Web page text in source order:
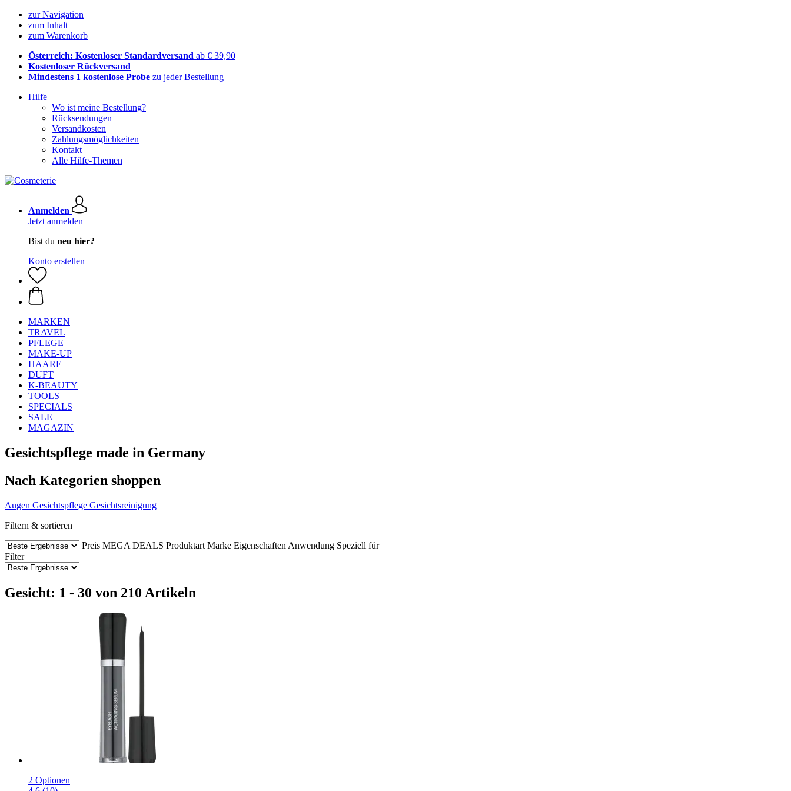
zur Navigation
zum Inhalt
zum Warenkorb
Österreich: Kostenloser Standardversand ab € 39,90
Kostenloser Rückversand
Mindestens 1 kostenlose Probe zu jeder Bestellung
Hilfe
Wo ist meine Bestellung?
Rücksendungen
Versandkosten
Zahlungsmöglichkeiten
Kontakt
Alle Hilfe-Themen
Anmelden
Jetzt anmelden
Bist du neu hier?
Konto erstellen
MARKEN
TRAVEL
PFLEGE
MAKE-UP
HAARE
DUFT
K-BEAUTY
TOOLS
SPECIALS
SALE
MAGAZIN
Gesichtspflege made in Germany
Nach Kategorien shoppen
Augen Gesichtspflege Gesichtsreinigung
Filtern & sortieren
Preis MEGA DEALS Produktart Marke Eigenschaften Anwendung Speziell für
Filter
Gesicht: 1 - 30 von 210 Artikeln
2 Optionen